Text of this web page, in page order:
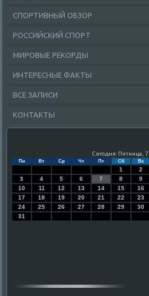
СПОРТИВНЫЙ ОБЗОР
РОССИЙСКИЙ СПОРТ
МИРОВЫЕ РЕКОРДЫ
ИНТЕРЕСНЫЕ ФАКТЫ
ВСЕ ЗАПИСИ
КОНТАКТЫ
Сегодня: Пятница, 7
Пн Вт Ср Чт Пт Сб Вс
1
2
3
4 5 6 7 8
9
10
11 12 13 14 15
16
17
18 19 20 21 22
23
24
25 26 27 28 29
30
31